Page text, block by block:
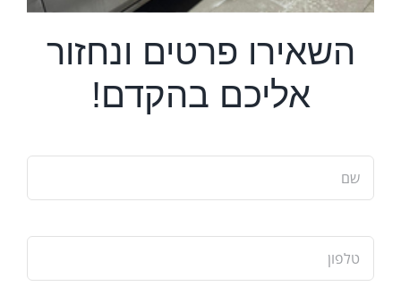
השאירו פרטים ונחזור
אליכם בהקדם!